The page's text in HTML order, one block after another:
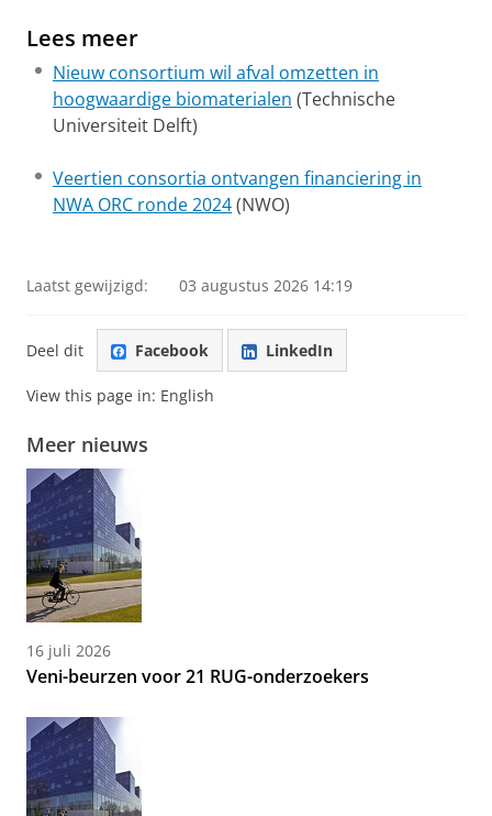
Lees meer
Nieuw consortium wil afval omzetten in
hoogwaardige biomaterialen (Technische
Universiteit Delft)
Veertien consortia ontvangen financiering in
NWA ORC ronde 2024(NWO)
Laatst gewijzigd: 03 augustus 2026 14:19
Deel dit Facebook LinkedIn
View this page in: English
Meer nieuws
16 juli 2026
Veni-beurzen voor 21 RUG-onderzoekers